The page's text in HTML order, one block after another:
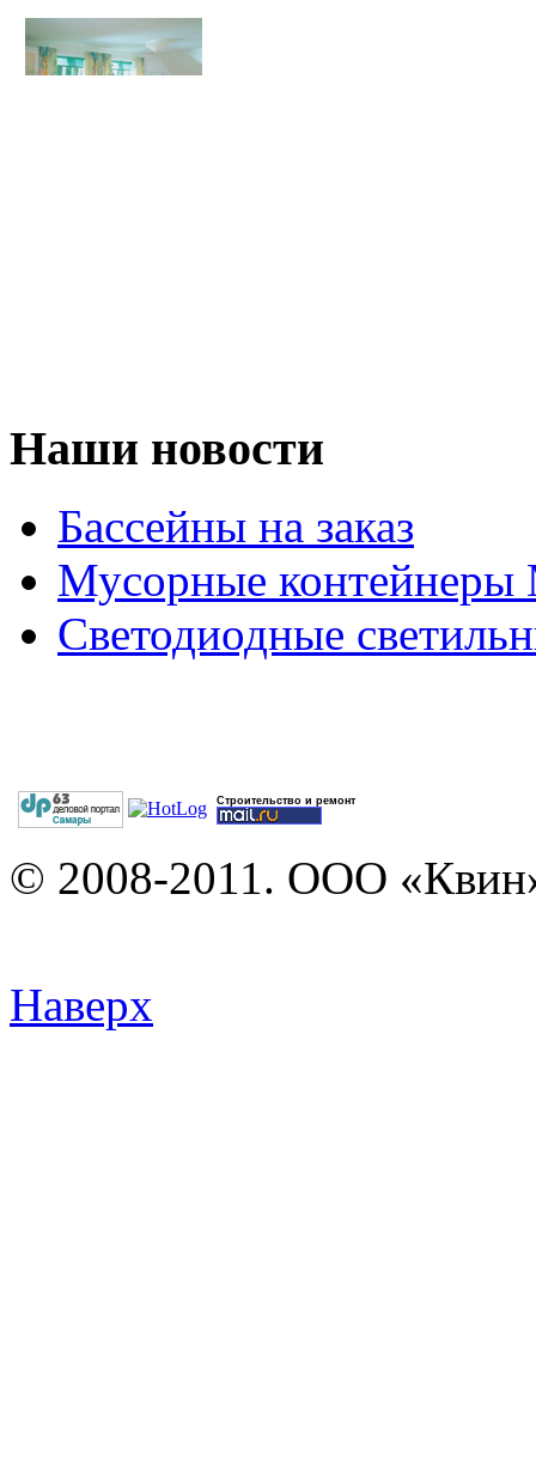
Наши новости
Бассейны на заказ
Мусорные контейнеры
Светодиодные
Строительство и ремонт
© 2008-2011. ООО
Наверх